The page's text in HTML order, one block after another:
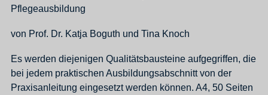
Pflegeausbildung
von Prof. Dr. Katja Boguth und Tina Knoch
Es werden diejenigen Qualitätsbausteine aufgegriffen, die
bei jedem praktischen Ausbildungsabschnitt von der
Praxisanleitung eingesetzt werden können. A4, 50 Seiten